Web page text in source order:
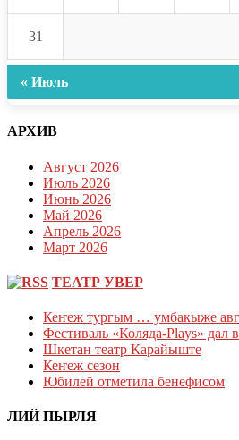
31
« Июль
АРХИВ
Август 2026
Июль 2026
Июнь 2026
Май 2026
Апрель 2026
Март 2026
ТЕАТР УВЕР
Кеҥеж тургым … умбакыже
Фестиваль «Коляда-Plays» дал
Шкетан театр Карайыште
Кеҥеж сезон
Юбилей отметила бенефисом
ЛИЙ ПЫРЛЯ